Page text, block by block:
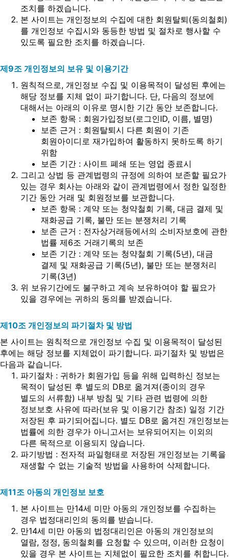
조치를 하겠습니다.
본 사이트는 개인정보의 수집에 대한 회원탈퇴(동의철회)
를 개인정보 수집시와 동등한 방법 및 절차로 행사할 수
있도록 필요한 조치를 하겠습니다.
제9조 개인정보의 보유 및 이용기간
원칙적으로, 개인정보 수집 및 이용목적이 달성된 후에는
해당 정보를 지체 없이 파기합니다. 단, 다음의 정보에
대해서는 아래의 이유로 명시한 기간 동안 보존합니다.
보존 항목 : 회원가입정보(로그인ID, 이름, 별명)
보존 근거 : 회원탈퇴시 다른 회원이 기존
회원아이디로 재가입하여 활동하지 못하도록 하기
위함
보존 기간 : 사이트 폐쇄 또는 영업 종료시
그리고 상법 등 관계법령의 규정에 의하여 보존할 필요가
있는 경우 회사는 아래와 같이 관계법령에서 정한 일정한
기간 동안 거래 및 회원정보를 보관합니다.
보존 항목 : 계약 또는 청약철회 기록, 대금 결제 및
재화공급 기록, 불만 또는 분쟁처리 기록
보존 근거 : 전자상거래등에서의 소비자보호에 관한
법률 제6조 거래기록의 보존
보존 기간 : 계약 또는 청약철회 기록(5년), 대금
결제 및 재화공급 기록(5년), 불만 또는 분쟁처리
기록(3년)
위 보유기간에도 불구하고 계속 보유하여야 할 필요가
있을 경우에는 귀하의 동의를 받겠습니다.
제10조 개인정보의 파기절차 및 방법
본 사이트는 원칙적으로 개인정보 수집 및 이용목적이 달성된
후에는 해당 정보를 지체없이 파기합니다. 파기절차 및 방법은
다음과 같습니다.
파기절차 : 귀하가 회원가입 등을 위해 입력하신 정보는
목적이 달성된 후 별도의 DB로 옮겨져(종이의 경우
별도의 서류함) 내부 방침 및 기타 관련 법령에 의한
정보보호 사유에 따라(보유 및 이용기간 참조) 일정 기간
저장된 후 파기되어집니다. 별도 DB로 옮겨진 개인정보는
법률에 의한 경우가 아니고서는 보유되어지는 이외의
다른 목적으로 이용되지 않습니다.
파기방법 : 전자적 파일형태로 저장된 개인정보는 기록을
재생할 수 없는 기술적 방법을 사용하여 삭제합니다.
제11조 아동의 개인정보 보호
본 사이트는 만14세 미만 아동의 개인정보를 수집하는
경우 법정대리인의 동의를 받습니다.
만14세 미만 아동의 법정대리인은 아동의 개인정보의
열람, 정정, 동의철회를 요청할 수 있으며, 이러한 요청이
있을 경우 본 사이트는 지체없이 필요한 조치를 취합니다.